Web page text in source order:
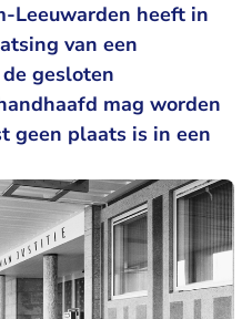
Leeuwarden heeft in
van een
gesloten
mag worden
geen plaats is in een